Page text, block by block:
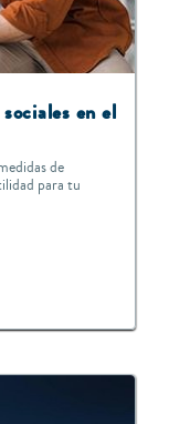
en el
de
para tu